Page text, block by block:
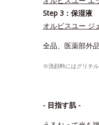
Step 3：保湿液
オルビスユー ジ
全品、医薬部外
※洗顔料にはグリチ
- 目指す肌 -